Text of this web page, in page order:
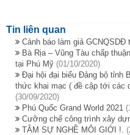
Tin liên quan
Cảnh báo làm giả GCNQSDĐ
Bà Rịa – Vũng Tàu chấp
tại Phú Mỹ (01/10/2020)
Đại hội đại biểu Đảng bộ tỉnh
thức khai mạc ( đề cập tới các
(30/09/2020)
Phú Quốc Grand World 2021
Cưỡng chế công trình xây
TÂM SỰ NGHỀ MÔI GIỚI !.